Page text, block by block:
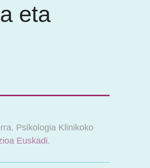
eta
Psikologia Klinikoko
Euskadi.